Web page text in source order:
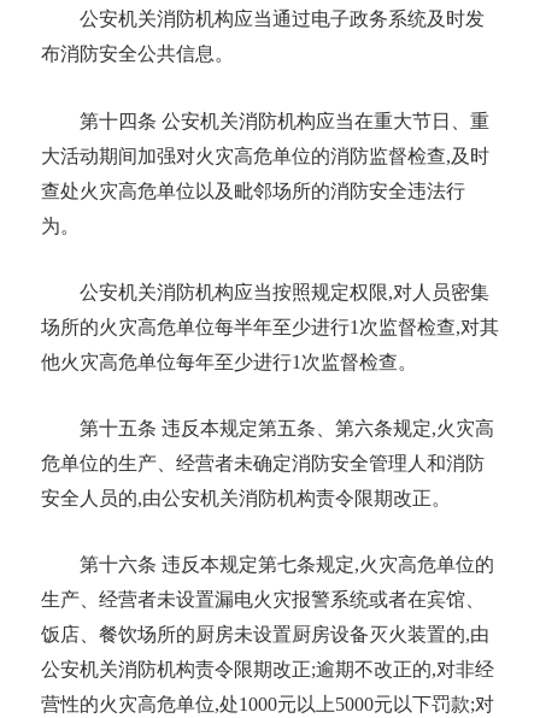
公安机关消防机构应当通过电子政务系统及时发
布消防安全公共信息。
第十四条 公安机关消防机构应当在重大节日、重
大活动期间加强对火灾高危单位的消防监督检查,及时
查处火灾高危单位以及毗邻场所的消防安全违法行
为。
公安机关消防机构应当按照规定权限,对 人员密集
场所的火灾高危单位每半年至少进行1次监督检查,对其
他火灾高危单位每年至少进行1次监督检查。
第十五条 违反本规定第五条、第六条规定,火灾高
危单位的生产、经营者未确定消防安全管理人和消防
安全人员的,由公安机关消防机构责令限期改正。
第十六条 违反本规定第七条规定,火灾高危单位的
生产、经营者未设置漏电火灾报警系统或者在宾馆、
饭店、餐饮场所的厨房未设置厨房设备灭火装置的,由
公安机关消防机构责令限期改正;逾期不改正的,对非经
营性的火灾高危单位,处1000元以上5000元以下罚款;对